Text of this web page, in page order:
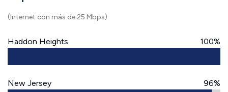
(Internet con más de 25 Mbps)
Haddon Heights 100%
New Jersey 96%